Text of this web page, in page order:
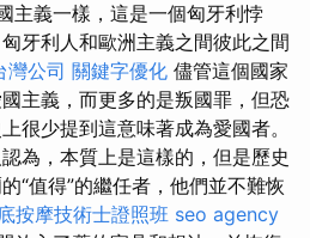
主義一樣，這是一個匈牙利悖
牙利人和歐洲主義之間彼此之間
灣公司 關鍵字優化 儘管這個國家
主義，而更多的是叛國罪，但恐
很少提到這意味著成為愛國者。
為，本質上是這樣的，但是歷史
“值得”的繼任者，他們並不難恢
按摩技術士證照班 seo agency